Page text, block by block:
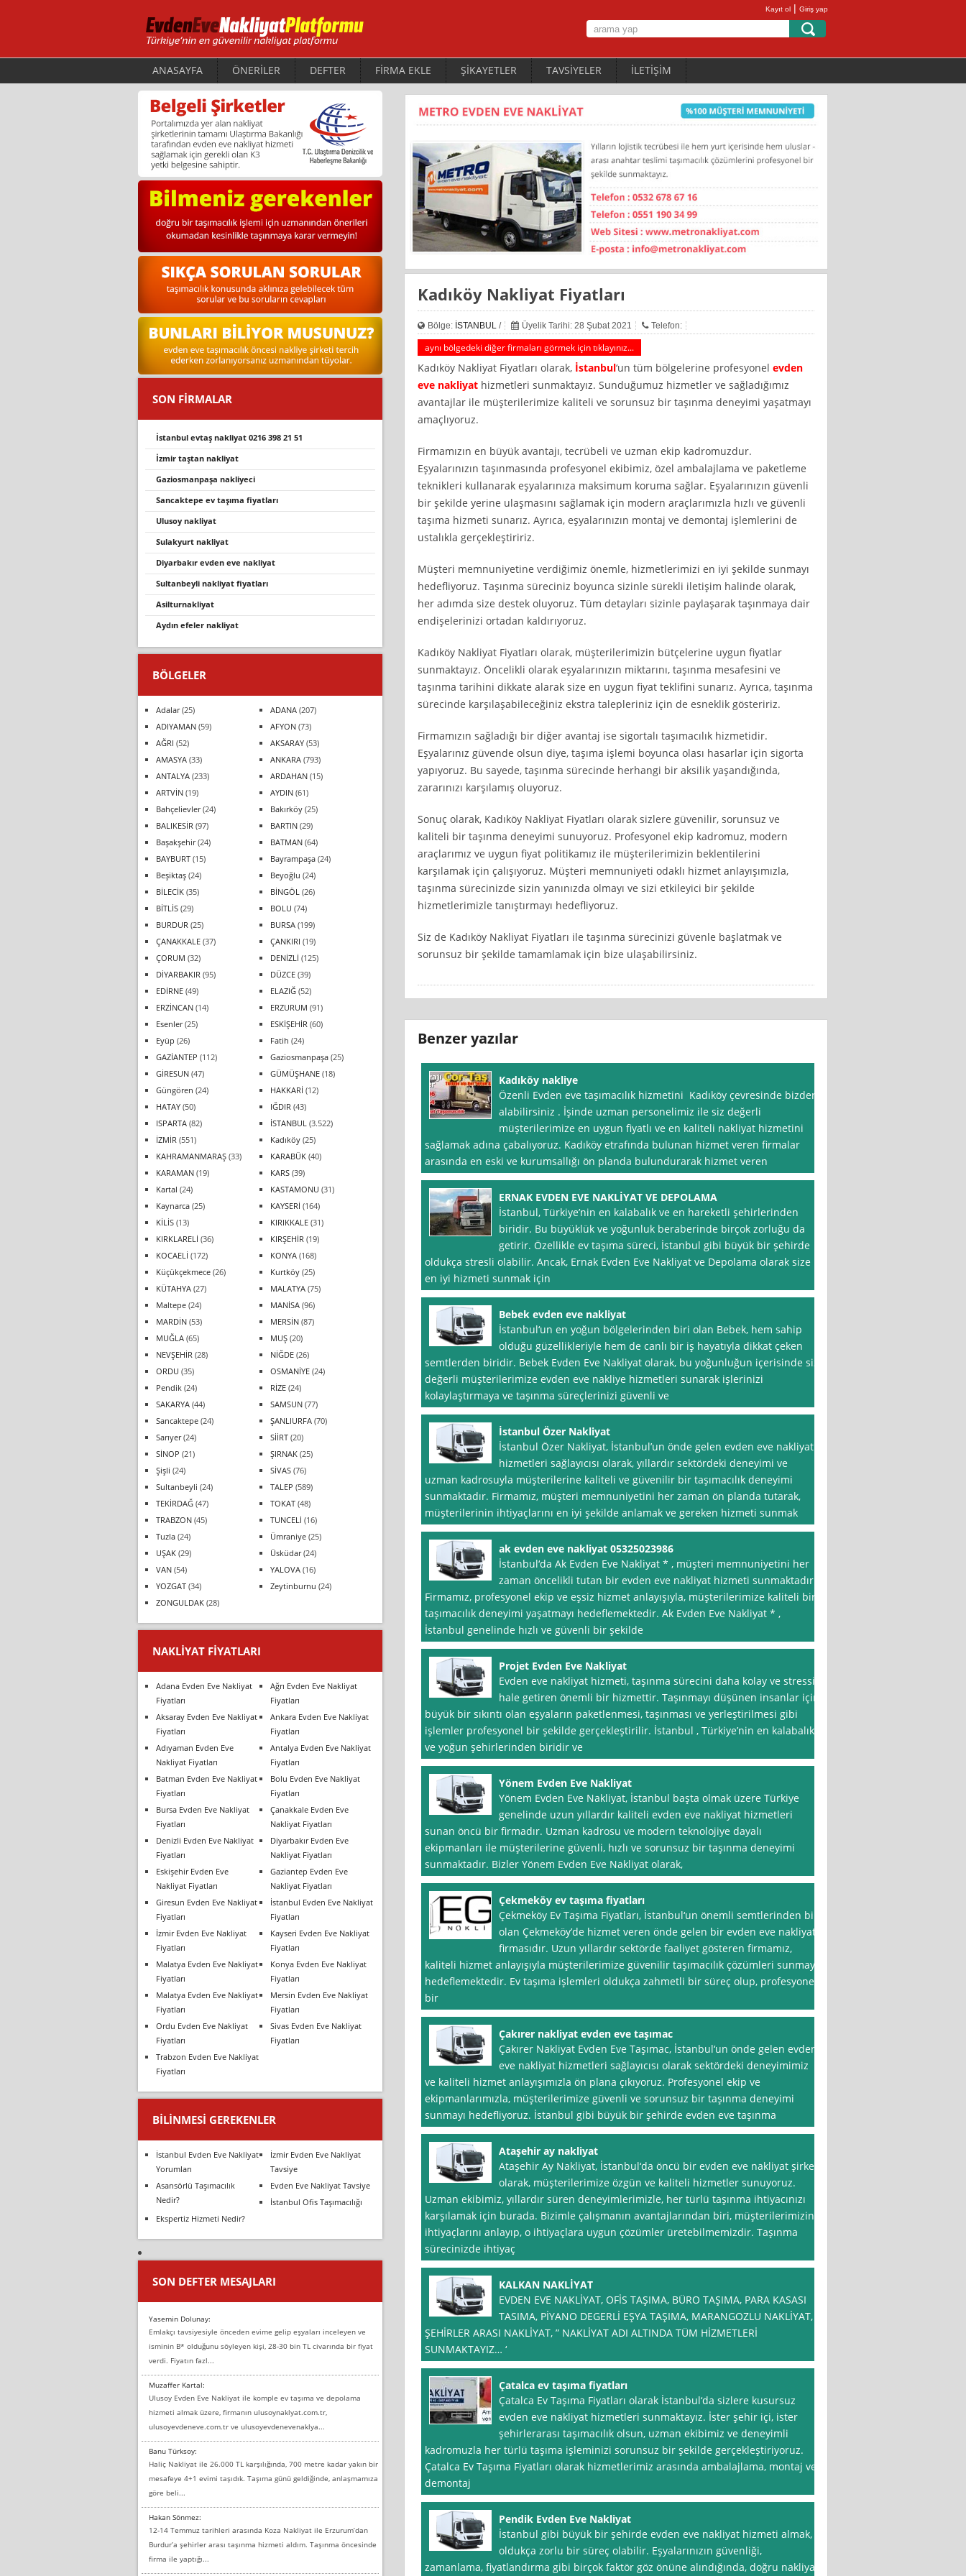
Kayıt ol | Giriş yap
ANASAYFA ÖNERİLER DEFTER FİRMA EKLE ŞİKAYETLER TAVSİYELER İLETİŞİM
Kadıköy Nakliyat Fiyatları
Bölge: İSTANBUL/ Üyelik Tarihi: 28 Şubat 2021 Telefon:
aynı bölgedeki diğer firmaları görmek için tıklayınız...
Kadıköy Nakliyat Fiyatları olarak, İstanbul‘un tüm bölgelerine profesyonel evden
eve nakliyathizmetleri sunmaktayız. Sunduğumuz hizmetler ve sağladığımız
avantajlar ile müşterilerimize kaliteli ve sorunsuz bir taşınma deneyimi yaşatmayı
amaçlıyoruz.
Firmamızın en büyük avantajı, tecrübeli ve uzman ekip kadromuzdur.
Eşyalarınızın taşınmasında profesyonel ekibimiz, özel ambalajlama ve paketleme
teknikleri kullanarak eşyalarınıza maksimum koruma sağlar. Eşyalarınızın güvenli
bir şekilde yerine ulaşmasını sağlamak için modern araçlarımızla hızlı ve güvenli
taşıma hizmeti sunarız. Ayrıca, eşyalarınızın montaj ve demontaj işlemlerini de
ustalıkla gerçekleştiririz.
Müşteri memnuniyetine verdiğimiz önemle, hizmetlerimizi en iyi şekilde sunmayı
hedefliyoruz. Taşınma süreciniz boyunca sizinle sürekli iletişim halinde olarak,
her adımda size destek oluyoruz. Tüm detayları sizinle paylaşarak taşınmaya dair
endişelerinizi ortadan kaldırıyoruz.
Kadıköy Nakliyat Fiyatları olarak, müşterilerimizin bütçelerine uygun fiyatlar
sunmaktayız. Öncelikli olarak eşyalarınızın miktarını, taşınma mesafesini ve
taşınma tarihini dikkate alarak size en uygun fiyat teklifini sunarız. Ayrıca, taşınma
sürecinde karşılaşabileceğiniz ekstra talepleriniz için de esneklik gösteririz.
Firmamızın sağladığı bir diğer avantaj ise sigortalı taşımacılık hizmetidir.
Eşyalarınız güvende olsun diye, taşıma işlemi boyunca olası hasarlar için sigorta
yapıyoruz. Bu sayede, taşınma sürecinde herhangi bir aksilik yaşandığında,
zararınızı karşılamış oluyoruz.
Sonuç olarak, Kadıköy Nakliyat Fiyatları olarak sizlere güvenilir, sorunsuz ve
kaliteli bir taşınma deneyimi sunuyoruz. Profesyonel ekip kadromuz, modern
araçlarımız ve uygun fiyat politikamız ile müşterilerimizin beklentilerini
karşılamak için çalışıyoruz. Müşteri memnuniyeti odaklı hizmet anlayışımızla,
taşınma sürecinizde sizin yanınızda olmayı ve sizi etkileyici bir şekilde
hizmetlerimizle tanıştırmayı hedefliyoruz.
Siz de Kadıköy Nakliyat Fiyatları ile taşınma sürecinizi güvenle başlatmak ve
sorunsuz bir şekilde tamamlamak için bize ulaşabilirsiniz.
Benzer yazılar
Kadıköy nakliye
Özenli Evden eve taşımacılık hizmetini Kadıköy çevresinde bizden
alabilirsiniz . İşinde uzman personelimiz ile siz değerli
müşterilerimize en uygun fiyatlı ve en kaliteli nakliyat hizmetini
sağlamak adına çabalıyoruz. Kadıköy etrafında bulunan hizmet veren firmalar
arasında en eski ve kurumsallığı ön planda bulundurarak hizmet veren
ERNAK EVDEN EVE NAKLİYAT VE DEPOLAMA
İstanbul, Türkiye’nin en kalabalık ve en hareketli şehirlerinden
biridir. Bu büyüklük ve yoğunluk beraberinde birçok zorluğu da
getirir. Özellikle ev taşıma süreci, İstanbul gibi büyük bir şehirde
oldukça stresli olabilir. Ancak, Ernak Evden Eve Nakliyat ve Depolama olarak size
en iyi hizmeti sunmak için
Bebek evden eve nakliyat
İstanbul‘un en yoğun bölgelerinden biri olan Bebek, hem sahip
olduğu güzellikleriyle hem de canlı bir iş hayatıyla dikkat çeken
semtlerden biridir. Bebek Evden Eve Nakliyat olarak, bu yoğunluğun içerisinde siz
değerli müşterilerimize evden eve nakliye hizmetleri sunarak işlerinizi
kolaylaştırmaya ve taşınma süreçlerinizi güvenli ve
İstanbul Özer Nakliyat
İstanbul Özer Nakliyat, İstanbul’un önde gelen evden eve nakliyat
hizmetleri sağlayıcısı olarak, yıllardır sektördeki deneyimi ve
uzman kadrosuyla müşterilerine kaliteli ve güvenilir bir taşımacılık deneyimi
sunmaktadır. Firmamız, müşteri memnuniyetini her zaman ön planda tutarak,
müşterilerinin ihtiyaçlarını en iyi şekilde anlamak ve gereken hizmeti sunmak
ak evden eve nakliyat 05325023986
İstanbul‘da Ak Evden Eve Nakliyat * , müşteri memnuniyetini her
zaman öncelikli tutan bir evden eve nakliyat hizmeti sunmaktadır.
Firmamız, profesyonel ekip ve eşsiz hizmet anlayışıyla, müşterilerimize kaliteli bir
taşımacılık deneyimi yaşatmayı hedeflemektedir. Ak Evden Eve Nakliyat * ,
İstanbul genelinde hızlı ve güvenli bir şekilde
Projet Evden Eve Nakliyat
Evden eve nakliyat hizmeti, taşınma sürecini daha kolay ve stressiz
hale getiren önemli bir hizmettir. Taşınmayı düşünen insanlar için
büyük bir sıkıntı olan eşyaların paketlenmesi, taşınması ve yerleştirilmesi gibi
işlemler profesyonel bir şekilde gerçekleştirilir. İstanbul , Türkiye’nin en kalabalık
ve yoğun şehirlerinden biridir ve
Yönem Evden Eve Nakliyat
Yönem Evden Eve Nakliyat, İstanbul başta olmak üzere Türkiye
genelinde uzun yıllardır kaliteli evden eve nakliyat hizmetleri
sunan öncü bir firmadır. Uzman kadrosu ve modern teknolojiye dayalı
ekipmanları ile müşterilerine güvenli, hızlı ve sorunsuz bir taşınma deneyimi
sunmaktadır. Bizler Yönem Evden Eve Nakliyat olarak,
Çekmeköy ev taşıma fiyatları
Çekmeköy Ev Taşıma Fiyatları, İstanbul‘un önemli semtlerinden biri
olan Çekmeköy’de hizmet veren önde gelen bir evden eve nakliyat
firmasıdır. Uzun yıllardır sektörde faaliyet gösteren firmamız,
kaliteli hizmet anlayışıyla müşterilerimize güvenilir taşımacılık çözümleri sunmayı
hedeflemektedir. Ev taşıma işlemleri oldukça zahmetli bir süreç olup, profesyonel
bir
Çakırer nakliyat evden eve taşımac
Çakırer Nakliyat Evden Eve Taşımac, İstanbul‘un önde gelen evden
eve nakliyat hizmetleri sağlayıcısı olarak sektördeki deneyimimiz
ve kaliteli hizmet anlayışımızla ön plana çıkıyoruz. Profesyonel ekip ve
ekipmanlarımızla, müşterilerimize güvenli ve sorunsuz bir taşınma deneyimi
sunmayı hedefliyoruz. İstanbul gibi büyük bir şehirde evden eve taşınma
Ataşehir ay nakliyat
Ataşehir Ay Nakliyat, İstanbul‘da öncü bir evden eve nakliyat şirketi
olarak, müşterilerimize özgün ve kaliteli hizmetler sunuyoruz.
Uzman ekibimiz, yıllardır süren deneyimlerimizle, her türlü taşınma ihtiyacınızı
karşılamak için burada. Bizimle çalışmanın avantajlarından biri, müşterilerimizin
ihtiyaçlarını anlayıp, o ihtiyaçlara uygun çözümler üretebilmemizdir. Taşınma
sürecinizde ihtiyaç
KALKAN NAKLİYAT
EVDEN EVE NAKLİYAT, OFİS TAŞIMA, BÜRO TAŞIMA, PARA KASASI
TASIMA, PİYANO DEGERLİ EŞYA TAŞIMA, MARANGOZLU NAKLİYAT,
ŞEHİRLER ARASI NAKLİYAT, ” NAKLİYAT ADI ALTINDA TÜM HİZMETLERİ
SUNMAKTAYIZ… ‘
Çatalca ev taşıma fiyatları
Çatalca Ev Taşıma Fiyatları olarak İstanbul‘da sizlere kusursuz
evden eve nakliyat hizmetleri sunmaktayız. İster şehir içi, ister
şehirlerarası taşımacılık olsun, uzman ekibimiz ve deneyimli
kadromuzla her türlü taşıma işleminizi sorunsuz bir şekilde gerçekleştiriyoruz.
Çatalca Ev Taşıma Fiyatları olarak hizmetlerimiz arasında ambalajlama, montaj ve
demontaj
Pendik Evden Eve Nakliyat
İstanbul gibi büyük bir şehirde evden eve nakliyat hizmeti almak,
oldukça zorlu bir süreç olabilir. Eşyalarınızın güvenliği,
zamanlama, fiyatlandırma gibi birçok faktör göz önüne alındığında, doğru nakliyat
SON FİRMALAR
i̇stanbul evtaş nakli̇yat 0216 398 21 51
i̇zmir taştan nakliyat
gaziosmanpaşa nakliyeci
sancaktepe ev taşıma fiyatları
ulusoy nakliyat
sulakyurt nakli̇yat
diyarbakır evden eve nakliyat
sultanbeyli nakliyat fiyatları
asilturnakliyat
aydın efeler nakliyat
BÖLGELER
Adalar(25) ADANA (207)
ADIYAMAN (59) AFYON (73)
AĞRI (52) AKSARAY (53)
AMASYA (33) ANKARA (793)
ANTALYA (233) ARDAHAN (15)
ARTVİN (19) AYDIN (61)
Bahçelievler(24) Bakırköy (25)
BALIKESİR (97) BARTIN (29)
Başakşehir(24) BATMAN (64)
BAYBURT (15) Bayrampaşa (24)
Beşiktaş (24) Beyoğlu (24)
BİLECİK (35) BİNGÖL (26)
BİTLİS (29) BOLU (74)
BURDUR (25) BURSA (199)
ÇANAKKALE (37) ÇANKIRI (19)
ÇORUM (32) DENİZLİ (125)
DİYARBAKIR (95) DÜZCE (39)
EDİRNE (49) ELAZIĞ (52)
ERZİNCAN (14) ERZURUM (91)
Esenler(25) ESKİŞEHİR (60)
Eyüp (26) Fatih (24)
GAZİANTEP (112) Gaziosmanpaşa (25)
GİRESUN (47) GÜMÜŞHANE (18)
Güngören (24) HAKKARİ (12)
HATAY (50) IĞDIR (43)
ISPARTA (82) İSTANBUL (3.522)
İZMİR (551) Kadıköy (25)
KAHRAMANMARAŞ (33) KARABÜK (40)
KARAMAN (19) KARS (39)
Kartal (24) KASTAMONU (31)
Kaynarca (25) KAYSERİ (164)
KİLİS (13) KIRIKKALE (31)
KIRKLARELİ (36) KIRŞEHİR (19)
KOCAELİ (172) KONYA (168)
Küçükçekmece (26) Kurtköy (25)
KÜTAHYA (27) MALATYA (75)
Maltepe (24) MANİSA (96)
MARDİN (53) MERSİN (87)
MUĞLA (65) MUŞ (20)
NEVŞEHİR (28) NİĞDE (26)
ORDU (35) OSMANİYE (24)
Pendik (24) RİZE (24)
SAKARYA (44) SAMSUN (77)
Sancaktepe (24) ŞANLIURFA (70)
Sarıyer(24) SİİRT (20)
SİNOP (21) ŞIRNAK (25)
Şişli (24) SİVAS (76)
Sultanbeyli (24) TALEP (589)
TEKİRDAĞ (47) TOKAT (48)
TRABZON (45) TUNCELİ (16)
Tuzla (24) Ümraniye (25)
UŞAK (29) Üsküdar(24)
VAN (54) YALOVA (16)
YOZGAT (34) Zeytinburnu (24)
ZONGULDAK (28)
NAKLIYAT FIYATLARI
Adana Evden Eve Nakliyat
Fiyatları
Ağrı Evden Eve Nakliyat
Fiyatları
Aksaray Evden Eve Nakliyat
Fiyatları
Ankara Evden Eve Nakliyat
Fiyatları
Adıyaman Evden Eve
Nakliyat Fiyatları
Antalya Evden Eve Nakliyat
Fiyatları
Batman Evden Eve Nakliyat
Fiyatları
Bolu Evden Eve Nakliyat
Fiyatları
Bursa Evden Eve Nakliyat
Fiyatları
Çanakkale Evden Eve
Nakliyat Fiyatları
Denizli Evden Eve Nakliyat
Fiyatları
Diyarbakır Evden Eve
Nakliyat Fiyatları
Eskişehir Evden Eve
Nakliyat Fiyatları
Gaziantep Evden Eve
Nakliyat Fiyatları
Giresun Evden Eve Nakliyat
Fiyatları
İstanbul Evden Eve Nakliyat
Fiyatları
İzmir Evden Eve Nakliyat
Fiyatları
Kayseri Evden Eve Nakliyat
Fiyatları
Malatya Evden Eve Nakliyat
Fiyatları
Konya Evden Eve Nakliyat
Fiyatları
Malatya Evden Eve Nakliyat
Fiyatları
Mersin Evden Eve Nakliyat
Fiyatları
Ordu Evden Eve Nakliyat
Fiyatları
Sivas Evden Eve Nakliyat
Fiyatları
Trabzon Evden Eve Nakliyat
Fiyatları
BILINMESI GEREKENLER
İstanbul Evden Eve Nakliyat
Yorumları
İzmir Evden Eve Nakliyat
Tavsiye
Asansörlü Taşımacılık
Nedir?
Evden Eve Nakliyat Tavsiye
İstanbul Ofis Taşımacılığı
Ekspertiz Hizmeti Nedir?
SON DEFTER MESAJLARI
Yasemin Dolunay:
Emlakçı tavsiyesiyle önceden evime gelip eşyaları inceleyen ve
isminin B* olduğunu söyleyen kişi, 28-30 bin TL civarında bir fiyat
verdi. Fiyatın fazl...
Muzaffer Kartal:
Ulusoy Evden Eve Nakliyat ile komple ev taşıma ve depolama
hizmeti almak üzere, firmanın ulusoynaklyat.com.tr,
ulusoyevdeneve.com.tr ve ulusoyevdenevenaklya...
Banu Türksoy:
Haliç Nakliyat ile 26.000 TL karşılığında, 700 metre kadar yakın bir
mesafeye 4+1 evimi taşıdık. Taşıma günü geldiğinde, anlaşmamıza
göre beli...
Hakan Sönmez:
12-14 Temmuz tarihleri arasında Koza Nakliyat ile Erzurum’dan
Burdur’a şehirler arası taşınma hizmeti aldım. Taşınma öncesinde
firma ile yaptığı...